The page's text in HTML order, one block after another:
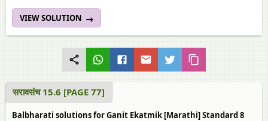
VIEW SOLUTION
सरावसंच 15.6 [PAGE 77]
Balbharati solutions for Ganit Ekatmik [Marathi] Standard 8